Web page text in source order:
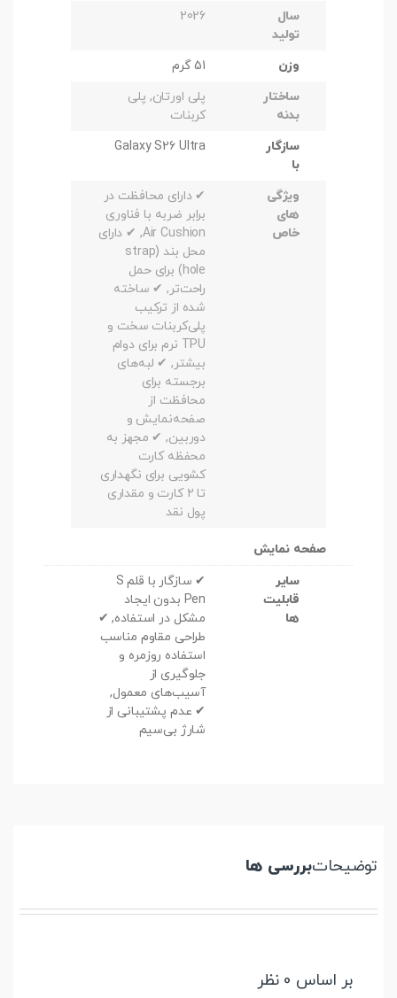
سال
تولید
2026
وزن
51 گرم
ساختار
بدنه
پلی اورتان, پلی
کربنات
سازگار
با
Galaxy S26 Ultra
ویژگی
های
خاص
✔ دارای محافظت در
برابر ضربه با فناوری
Air Cushion, ✔ دارای
محل بند (strap
hole) برای حمل
راحت‌تر, ✔ ساخته
شده از ترکیب
پلی‌کربنات سخت و
TPU نرم برای دوام
بیشتر, ✔ لبه‌های
برجسته برای
محافظت از
صفحه‌نمایش و
دوربین, ✔ مجهز به
محفظه کارت
کشویی برای نگهداری
تا ۲ کارت و مقداری
پول نقد
صفحه نمایش
سایر
قابلیت
ها
✔ سازگار با قلم S
Pen بدون ایجاد
مشکل در استفاده, ✔
طراحی مقاوم مناسب
استفاده روزمره و
جلوگیری از
آسیب‌های معمول,
✔ عدم پشتیبانی از
شارژ بی‌سیم
توضیحاتبررسی ها
بر اساس 0 نظر